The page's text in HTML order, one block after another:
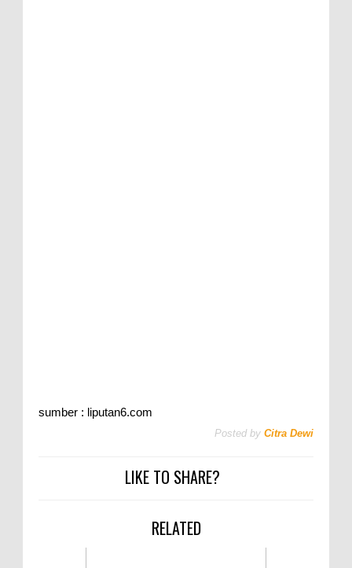
sumber : liputan6.com
Posted by Citra Dewi
LIKE TO SHARE?
RELATED